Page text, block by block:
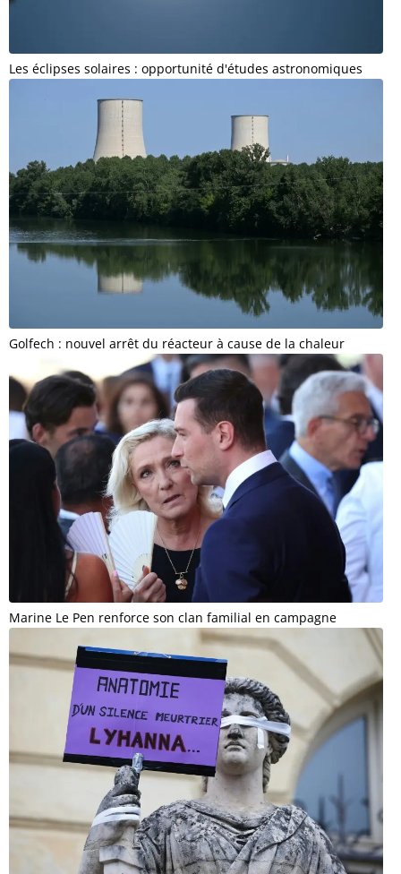
Les éclipses solaires : opportunité d'études astronomiques
Golfech : nouvel arrêt du réacteur à cause de la chaleur
Marine Le Pen renforce son clan familial en campagne